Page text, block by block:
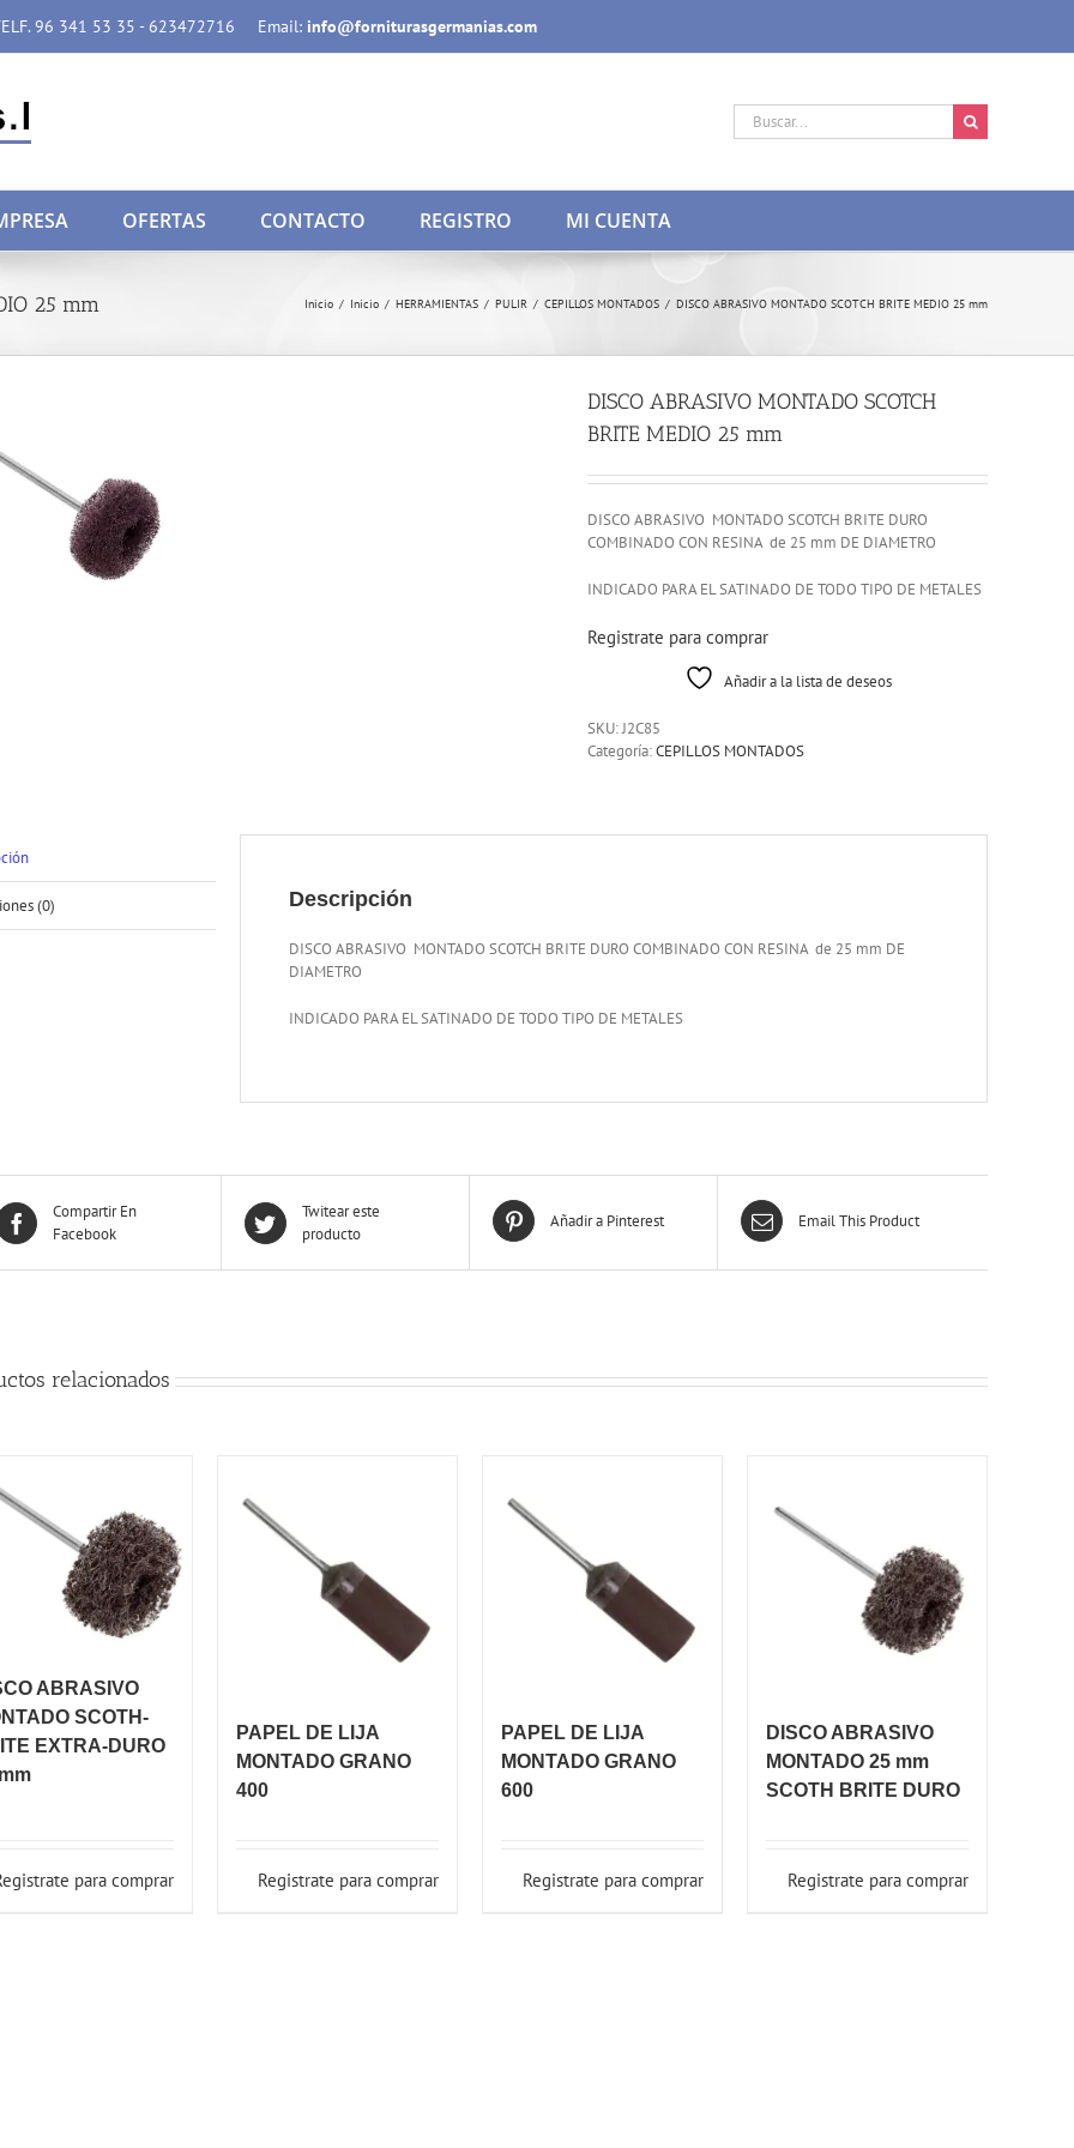
96 341 53 35 - 623472716 Email: info@forniturasgermanias.com
Buscar:
OFERTAS CONTACTO REGISTRO MI CUENTA
25 mm Inicio / Inicio / HERRAMIENTAS / PULIR / CEPILLOS MONTADOS / DISCO ABRASIVO MONTADO SCOTCH BRITE MEDIO 25 mm
DISCO ABRASIVO MONTADO SCOTCH
BRITE MEDIO 25 mm
DISCO ABRASIVO MONTADO SCOTCH BRITE DURO
COMBINADO CON RESINA de 25 mm DE DIAMETRO
INDICADO PARA EL SATINADO DE TODO TIPO DE METALES
Registrate para comprar
Añadir a la lista de deseos
SKU:J2C85
Categoría:CEPILLOS MONTADOS
(0) Descripción
DISCO ABRASIVO MONTADO SCOTCH BRITE DURO COMBINADO CON RESINA de 25 mm DE
DIAMETRO
INDICADO PARA EL SATINADO DE TODO TIPO DE METALES
Compartir En
Facebook
Twitear este
producto
Añadir a Pinterest Email This Product
relacionados
ABRASIVO
SCOTH-
EXTRA-DURO
para comprar
PAPEL DE LIJA
MONTADO GRANO
400
Registrate para comprar
PAPEL DE LIJA
MONTADO GRANO
600
Registrate para comprar
DISCO ABRASIVO
MONTADO 25 mm
SCOTH BRITE DURO
Registrate para comprar